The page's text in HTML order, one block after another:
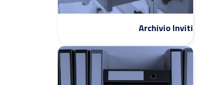
Archivio Inviti